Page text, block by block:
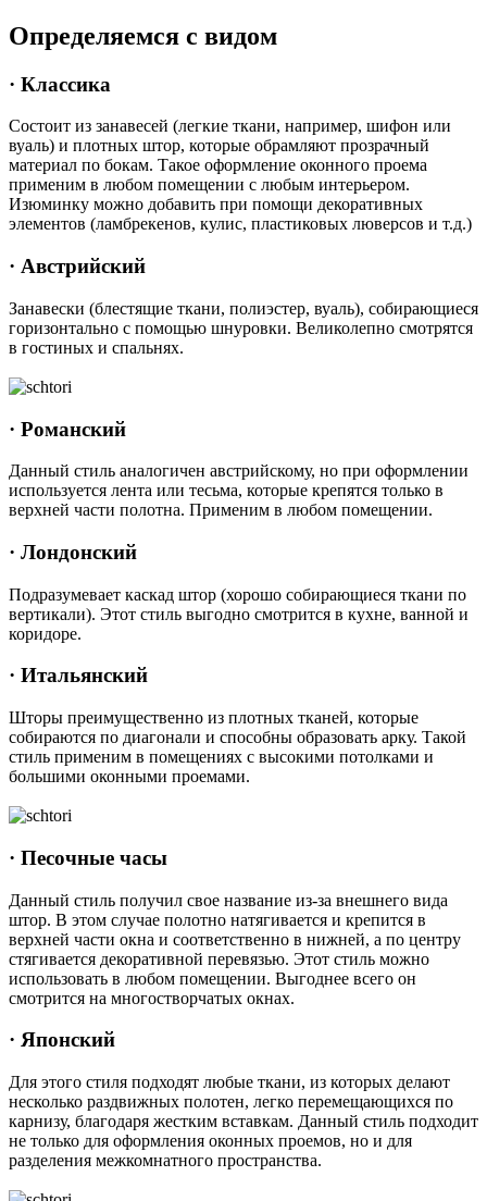
Определяемся с видом
· Классика
Состоит из занавесей (легкие ткани, например, шифон или
вуаль) и плотных штор, которые обрамляют прозрачный
материал по бокам. Такое оформление оконного проема
применим в любом помещении с любым интерьером.
Изюминку можно добавить при помощи декоративных
элементов (ламбрекенов, кулис, пластиковых люверсов и т.д.)
· Австрийский
Занавески (блестящие ткани, полиэстер, вуаль), собирающиеся
горизонтально с помощью шнуровки. Великолепно смотрятся
в гостиных и спальнях.
· Романский
Данный стиль аналогичен австрийскому, но при оформлении
используется лента или тесьма, которые крепятся только в
верхней части полотна. Применим в любом помещении.
· Лондонский
Подразумевает каскад штор (хорошо собирающиеся ткани по
вертикали). Этот стиль выгодно смотрится в кухне, ванной и
коридоре.
· Итальянский
Шторы преимущественно из плотных тканей, которые
собираются по диагонали и способны образовать арку. Такой
стиль применим в помещениях с высокими потолками и
большими оконными проемами.
· Песочные часы
Данный стиль получил свое название из-за внешнего вида
штор. В этом случае полотно натягивается и крепится в
верхней части окна и соответственно в нижней, а по центру
стягивается декоративной перевязью. Этот стиль можно
использовать в любом помещении. Выгоднее всего он
смотрится на многостворчатых окнах.
· Японский
Для этого стиля подходят любые ткани, из которых делают
несколько раздвижных полотен, легко перемещающихся по
карнизу, благодаря жестким вставкам. Данный стиль подходит
не только для оформления оконных проемов, но и для
разделения межкомнатного пространства.